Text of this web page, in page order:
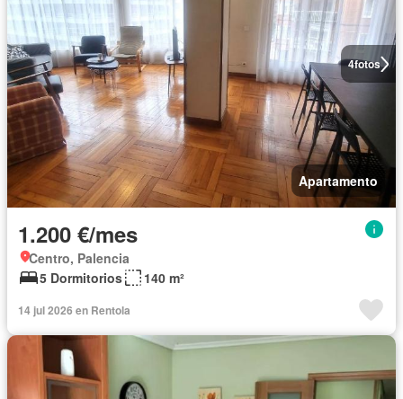
4fotos
Apartamento
1.200 €/mes
Centro, Palencia
5 Dormitorios
140 m²
14 jul 2026 en Rentola